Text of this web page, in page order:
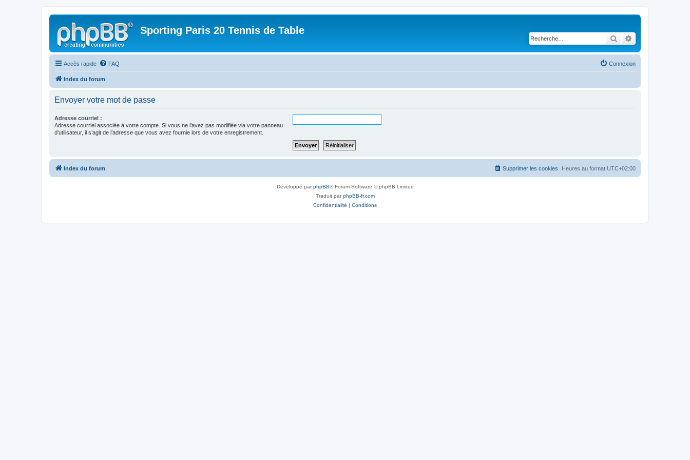
Sporting Paris 20 Tennis de Table
Rechercher
Accès rapide FAQ Connexion
Index du forum
Envoyer votre mot de passe
Adresse courriel :
Adresse courriel associée à votre compte. Si vous ne l’avez pas modifiée via votre panneau
d’utilisateur, il s’agit de l’adresse que vous avez fournie lors de votre enregistrement.
Index du forum Heures au format UTC+02:00
Supprimer les cookies
Développé parphpBB® Forum Software © phpBB Limited
Traduit parphpBB-fr.com
Confidentialité | Conditions